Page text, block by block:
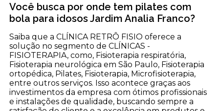
Você busca por onde tem pilates com
bola para idosos Jardim Analia Franco?
Saiba que a CLÍNICA RETRÔ FISIO oferece a
solução no segmento de CLÍNICAS -
FISIOTERAPIA, como, Fisioterapia respiratória,
Fisioterapia neurológica em São Paulo, Fisioterapia
ortopédica, Pilates, Fisioterapia, Microfisioterapia,
entre outros serviços. Isso acontece graças aos
investimentos da empresa com ótimos profissionais
e instalações de qualidade, buscando sempre a